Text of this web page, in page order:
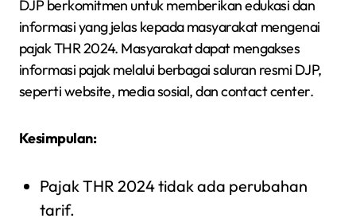
DJP berkomitmen untuk memberikan edukasi dan
informasi yang jelas kepada masyarakat mengenai
pajak THR 2024. Masyarakat dapat mengakses
informasi pajak melalui berbagai saluran resmi DJP,
seperti website, media sosial, dan contact center.
Kesimpulan:
Pajak THR 2024 tidak ada perubahan
tarif.